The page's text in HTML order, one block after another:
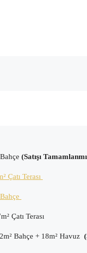
(Satışı
Çatı Terası
Çatı Terası
Bahçe + 18m² Havuz